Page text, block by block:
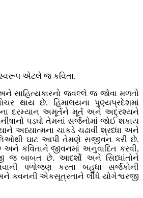
એટલે જ કવિતા.
સાહિત્યકારનો જવલ્લે જ જોવા મળતો
થાય છે. હિમાલયના પુણ્યપ્રદેશમાં
દરમ્યાન અમૂર્તને મૂર્ત અને અદ્રશ્યને
પડઘો તેમનાં સર્જનોમાં જોઈ શકાય
અધ્યાત્મના ચાકડે ચઢાવી શ્રધ્ધા અને
ઘાટ આપી તેમણે સજીવન કરી છે.
કવિતાને જીવનમાં અનુવાદિત કરવી,
જ બાબત છે. આદર્શો અને સિધ્ધાંતોને
પળોજણ કરતા બહુધા સર્જકોની
અને કવનની એકસૂત્રતાને લીધે યોગેશ્વરજી